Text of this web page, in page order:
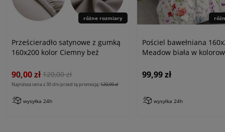
różne rozmiary
Prześcieradło satynowe z gumką
160x200 kolor Ciemny beż
90,00 zł 120,00 zł
Najniższa cena z 30 dni przed tą promocją:120,00 zł
wysyłka 24h
Pościel bawełniana
Meadow biała w
99,99 zł
wysyłka 24h